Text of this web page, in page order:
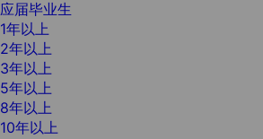
应届毕业生
1年以上
2年以上
3年以上
5年以上
8年以上
10年以上